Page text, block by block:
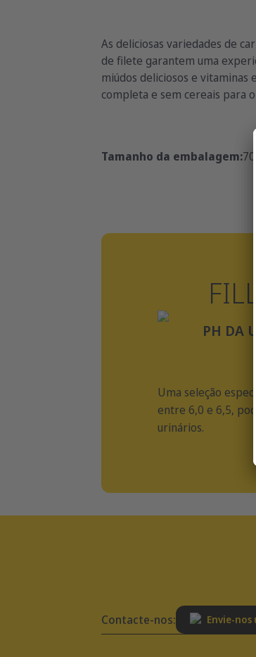
As deliciosas variedades de
de filete garantem uma
miúdos deliciosos e vitaminas
completa e sem cereais para
Tamanho da embalagem:70g
PH DA
Uma seleção
entre 6,0 e 6,5,
urinários.
Contacte-nos: Envie-nos